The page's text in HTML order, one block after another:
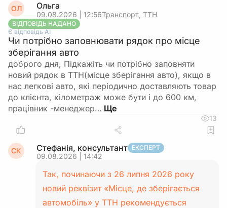
ОЛ Ольга
09.08.2026 | 12:56Транспорт, ТТН
ВІДПОВІДЬ НАДАНО
Є відповідь АІ
Чи потрібно заповнювати рядок про місце
зберігання авто
доброго дня, Підкажіть чи потрібно заповняти
новий рядок в ТТН(місце зберігання авто), якщо в
нас легкові авто, які періодично доставляють товар
до клієнта, кілометраж може бути і до 600 км,
працівник -менеджер…
13
СК Стефанія, консультант ЕКСПЕРТ
09.08.2026 | 14:42
Так, починаючи з 26 липня 2026 року
новий реквізит «Місце, де зберігається
автомобіль» у ТТН рекомендується